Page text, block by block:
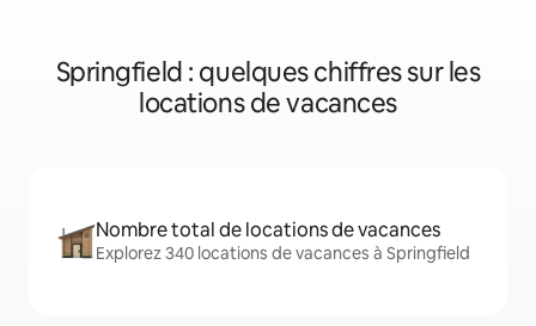
Springfield : quelques chiffres sur les
locations de vacances
Nombre total de locations de vacances
Explorez 340 locations de vacances à Springfield